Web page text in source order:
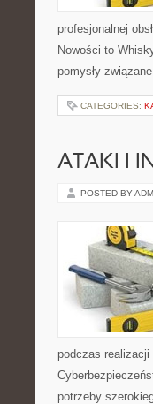
profesjonalnej
Nowości to
pomysły
CATEGORIES:
ATAKI I
POSTED BY
podczas
potrzeby